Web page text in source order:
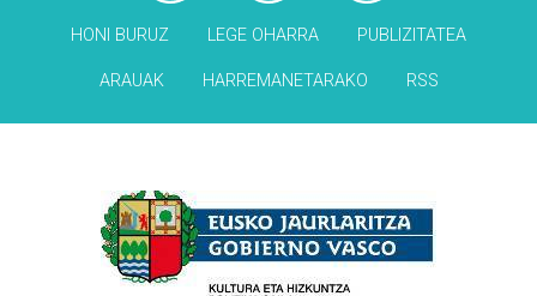
HONI BURUZ LEGE OHARRA PUBLIZITATEA
ARAUAK HARREMANETARAKO RSS